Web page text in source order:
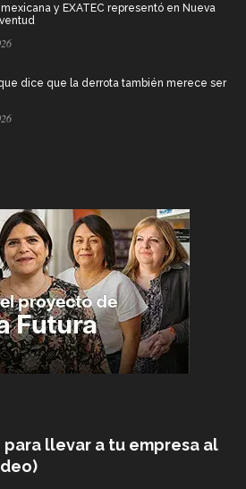
mexicana y EXATEC representó en Nueva
dice que la derrota también merece ser
llevar a tu empresa al